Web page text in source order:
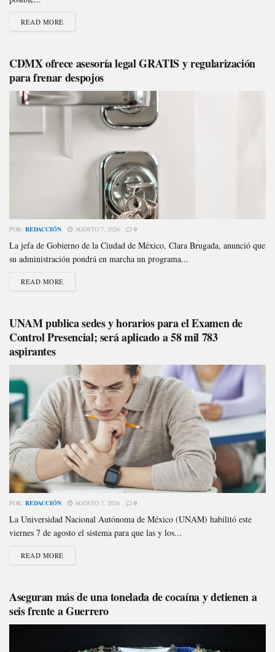
READ MORE
CDMX ofrece asesoría legal GRATIS y regularización
para frenar despojos
POR: REDACCIÓN AGOSTO 7, 2026 0
La jefa de Gobierno de la Ciudad de México, Clara Brugada, anunció que
su administración pondrá en marcha un programa...
READ MORE
UNAM publica sedes y horarios para el Examen de
Control Presencial; será aplicado a 58 mil 783
aspirantes
POR: REDACCIÓN AGOSTO 7, 2026 0
La Universidad Nacional Autónoma de México (UNAM) habilitó este
viernes 7 de agosto el sistema para que las y los...
READ MORE
Aseguran más de una tonelada de cocaína y detienen a
seis frente a Guerrero